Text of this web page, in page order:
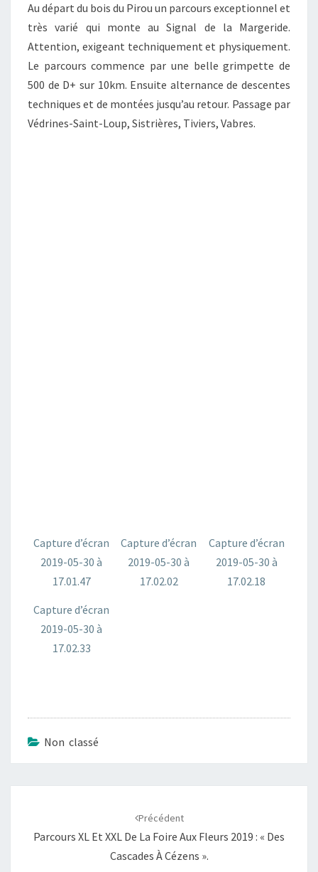
Au départ du bois du Pirou un parcours exceptionnel et
très varié qui monte au Signal de la Margeride.
Attention, exigeant techniquement et physiquement.
Le parcours commence par une belle grimpette de
500 de D+ sur 10km. Ensuite alternance de descentes
techniques et de montées jusqu’au retour. Passage par
Védrines-Saint-Loup, Sistrières, Tiviers, Vabres.
Capture d’écran
2019-05-30 à
17.01.47
Capture d’écran
2019-05-30 à
17.02.02
Capture d’écran
2019-05-30 à
17.02.18
Capture d’écran
2019-05-30 à
17.02.33
Non classé
Précédent
Parcours XL Et XXL De La Foire Aux Fleurs 2019 : « Des
Cascades À Cézens ».